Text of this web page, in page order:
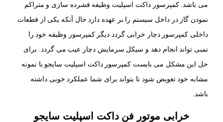
می باشد. کمپرسور داکت اسپلیت وظیفه فشرده سازی و متراکم
نمودن گاز در داخل سیستم را بر عهده دارد حال آنکه یکی از قطعات
داخلی کمپرسور دچار خرابی گردد دیگر کمپرسور وظیفه خود را
نمبی تواند انجام دهد و سیکل سرمایش دچار عیب می گردد. برای
حل این مشکل می بایست کمپرسور داکت اسپلیت سایجو با نمونه
مشابه خود تعویض شود تا بتواند برای شما عملکرد خوبی داشته
باشد.
خرابی موتور فن داکت اسپلیت سایجو